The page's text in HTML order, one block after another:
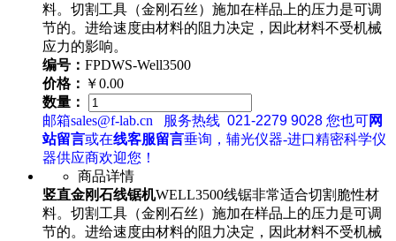
料。切割工具（金刚石丝）施加在样品上的压力是可调
节的。进给速度由材料的阻力决定，因此材料不受机械
应力的影响。
编号： FPDWS-Well3500
价格： ￥0.00
数量：
邮箱sales@f-lab.cn
服务热线 021-2279 9028 您也可网
站留言或在线客服留言垂询，辅光仪器-进口精密科学仪
器供应商欢迎您！
商品详情
竖直金刚石线锯机WELL3500线锯非常适合切割脆性材
料。切割工具（金刚石丝）施加在样品上的压力是可调
节的。进给速度由材料的阻力决定，因此材料不受机械